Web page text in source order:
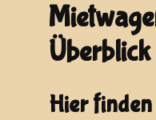
Überblick
Hier finden